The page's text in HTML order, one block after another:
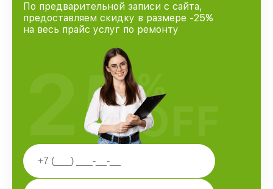
По предварительной записи с сайта,
предоставляем скидку в размере -25%
на весь прайс услуг по ремонту
25%
OFF